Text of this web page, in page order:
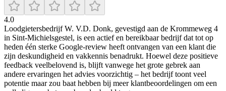
4.0
Loodgietersbedrijf W. V.D. Donk, gevestigd aan de Krommeweg 4
in Sint‑Michielsgestel, is een actief en bereikbaar bedrijf dat tot op
heden één sterke Google-review heeft ontvangen van een klant die
zijn deskundigheid en vakkennis benadrukt. Hoewel deze positieve
feedback veelbelovend is, blijft vanwege het grote gebrek aan
andere ervaringen het advies voorzichtig – het bedrijf toont veel
potentie maar zou baat hebben bij meer klantbeoordelingen om een